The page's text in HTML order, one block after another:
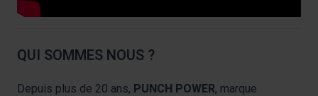
QUI SOMMES NOUS ?
Depuis plus de 20 ans, PUNCH POWER, marque